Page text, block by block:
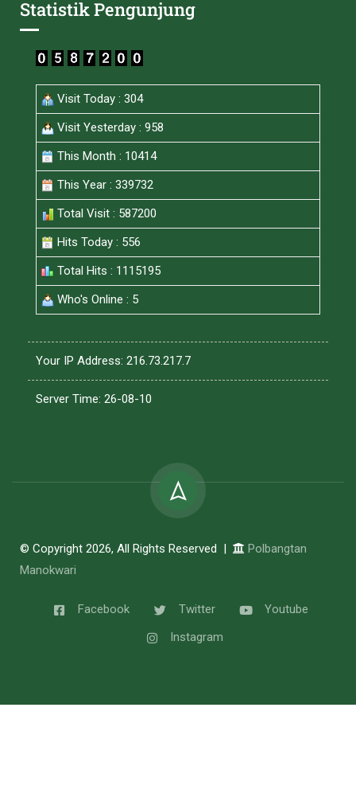
Statistik Pengunjung
Visit Today : 304
Visit Yesterday : 958
This Month : 10414
This Year : 339732
Total Visit : 587200
Hits Today : 556
Total Hits : 1115195
Who's Online : 5
Your IP Address: 216.73.217.7
Server Time: 26-08-10
© Copyright 2026, All Rights Reserved |
Polbangtan
Manokwari
Facebook Twitter
Youtube
Instagram